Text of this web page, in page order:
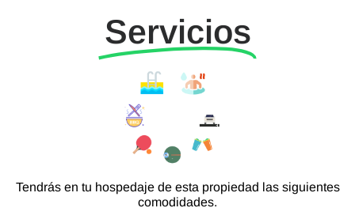
Servicios
Tendrás en tu hospedaje de esta propiedad las siguientes
comodidades.